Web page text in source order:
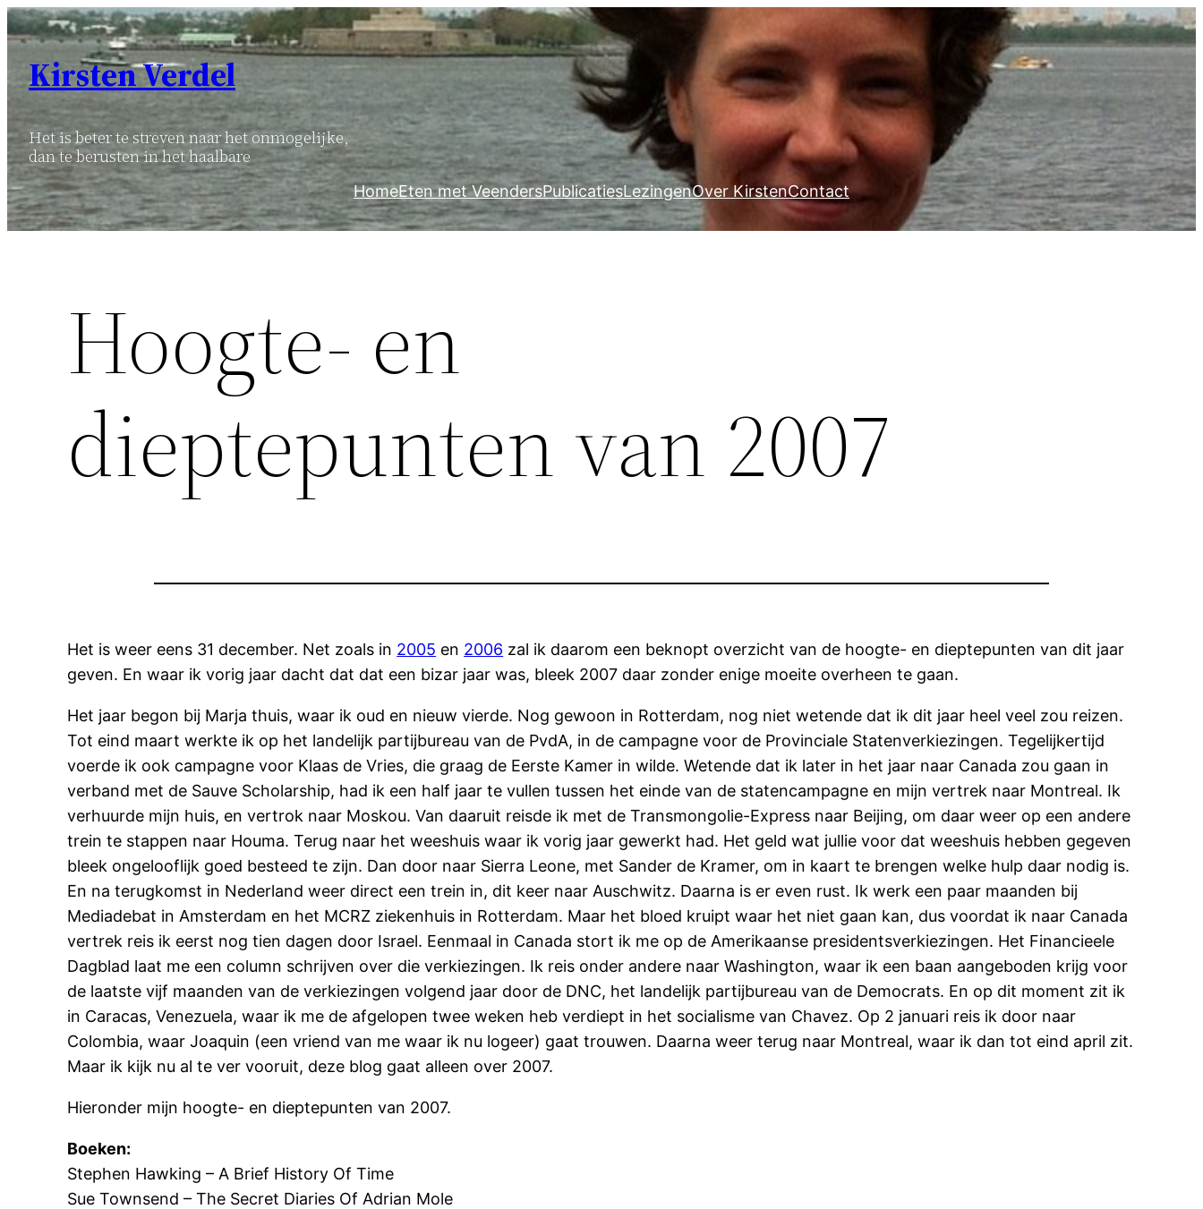
Ga
naar
inhoud
Kirsten Verdel
Het is beter te streven naar het onmogelijke,
dan te berusten in het haalbare
HomeEten met VeendersPublicatiesLezingenOver KirstenContact
Hoogte- en
dieptepunten van 2007
Het is weer eens 31 december. Net zoals in 2005 en 2006 zal ik daarom een beknopt overzicht van de hoogte- en dieptepunten van dit jaar
geven. En waar ik vorig jaar dacht dat dat een bizar jaar was, bleek 2007 daar zonder enige moeite overheen te gaan.
Het jaar begon bij Marja thuis, waar ik oud en nieuw vierde. Nog gewoon in Rotterdam, nog niet wetende dat ik dit jaar heel veel zou reizen.
Tot eind maart werkte ik op het landelijk partijbureau van de PvdA, in de campagne voor de Provinciale Statenverkiezingen. Tegelijkertijd
voerde ik ook campagne voor Klaas de Vries, die graag de Eerste Kamer in wilde. Wetende dat ik later in het jaar naar Canada zou gaan in
verband met de Sauve Scholarship, had ik een half jaar te vullen tussen het einde van de statencampagne en mijn vertrek naar Montreal. Ik
verhuurde mijn huis, en vertrok naar Moskou. Van daaruit reisde ik met de Transmongolie-Express naar Beijing, om daar weer op een andere
trein te stappen naar Houma. Terug naar het weeshuis waar ik vorig jaar gewerkt had. Het geld wat jullie voor dat weeshuis hebben gegeven
bleek ongelooflijk goed besteed te zijn. Dan door naar Sierra Leone, met Sander de Kramer, om in kaart te brengen welke hulp daar nodig is.
En na terugkomst in Nederland weer direct een trein in, dit keer naar Auschwitz. Daarna is er even rust. Ik werk een paar maanden bij
Mediadebat in Amsterdam en het MCRZ ziekenhuis in Rotterdam. Maar het bloed kruipt waar het niet gaan kan, dus voordat ik naar Canada
vertrek reis ik eerst nog tien dagen door Israel. Eenmaal in Canada stort ik me op de Amerikaanse presidentsverkiezingen. Het Financieele
Dagblad laat me een column schrijven over die verkiezingen. Ik reis onder andere naar Washington, waar ik een baan aangeboden krijg voor
de laatste vijf maanden van de verkiezingen volgend jaar door de DNC, het landelijk partijbureau van de Democrats. En op dit moment zit ik
in Caracas, Venezuela, waar ik me de afgelopen twee weken heb verdiept in het socialisme van Chavez. Op 2 januari reis ik door naar
Colombia, waar Joaquin (een vriend van me waar ik nu logeer) gaat trouwen. Daarna weer terug naar Montreal, waar ik dan tot eind april zit.
Maar ik kijk nu al te ver vooruit, deze blog gaat alleen over 2007.
Hieronder mijn hoogte- en dieptepunten van 2007.
Boeken:
Stephen Hawking – A Brief History Of Time
Sue Townsend – The Secret Diaries Of Adrian Mole